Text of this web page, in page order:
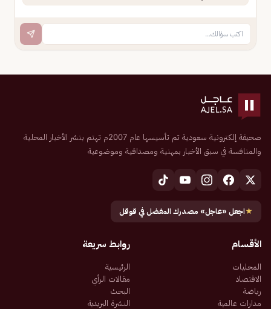
صحيفة إلكترونية سعودية تم تأسيسها عام 2007م تهتم بنشر الأخبار المحلية
والمنافسة في سبق الأخبار بمهنية ومصداقية وموضوعية
★اجعل «عاجل» مصدرك المفضل في قوقل
الأقسام
المحليات
الاقتصاد
رياضة
مدارات عالمية
روابط سريعة
الرئيسية
مقالات الرأي
البحث
النشرة البريدية